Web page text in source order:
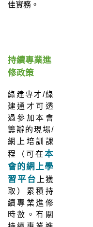
佳實務。
持續專業進
修政策
綠建專才/綠
建通才可透
過參加本會
籌辦的現場/
網上培訓課
程（可在 本
會的網上學
習平台
上獲
取）累積持
續專業進修
時數。有關